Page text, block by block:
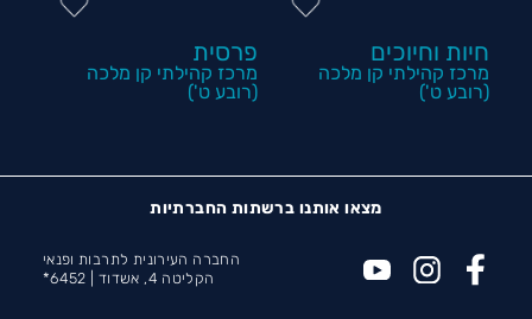
חיות וחיוכים
מרכז קהילתי קן מלכה
(רובע ט')
פרסית
מרכז קהילתי קן מלכה
(רובע ט')
מצאו אותנו ברשתות החברתיות
החברה העירונית לתרבות ופנאי
הקליטה 4, אשדוד |
6452*